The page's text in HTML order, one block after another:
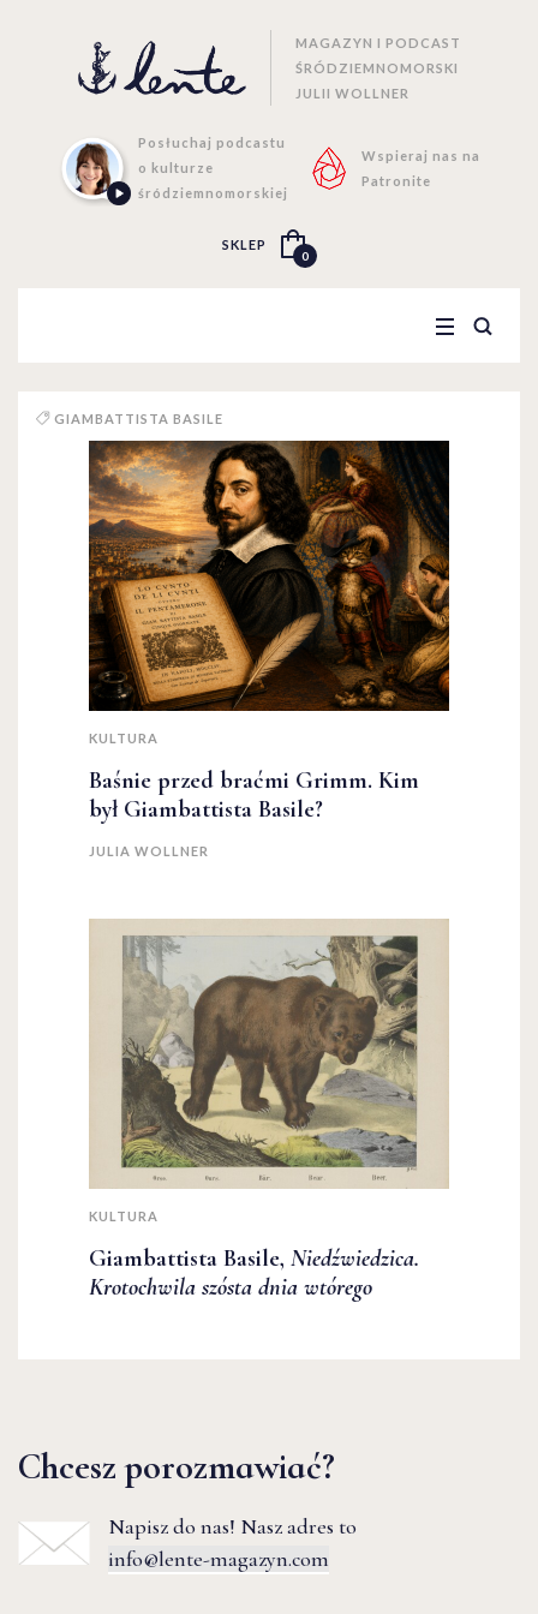
MAGAZYN I PODCAST
ŚRÓDZIEMNOMORSKI
JULII WOLLNER
Posłuchaj podcastu
o kulturze
śródziemnomorskiej
Wspieraj nas na
Patronite
SKLEP
0
GIAMBATTISTA BASILE
KULTURA
Baśnie przed braćmi Grimm. Kim
był Giambattista Basile?
JULIA WOLLNER
KULTURA
Giambattista Basile, Niedźwiedzica.
Krotochwila szósta dnia wtórego
Chcesz porozmawiać?
Napisz do nas! Nasz adres to
info@lente-magazyn.com